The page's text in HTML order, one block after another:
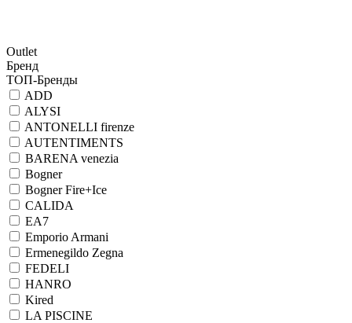
Outlet
Бренд
ТОП-Бренды
ADD
ALYSI
ANTONELLI firenze
AUTENTIMENTS
BARENA venezia
Bogner
Bogner Fire+Ice
CALIDA
EA7
Emporio Armani
Ermenegildo Zegna
FEDELI
HANRO
Kired
LA PISCINE